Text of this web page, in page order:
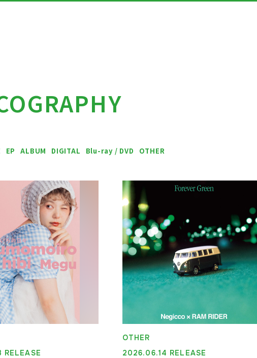
EP ALBUM DIGITAL Blu-ray / DVD OTHER
OTHER
2026.06.14 RELEASE